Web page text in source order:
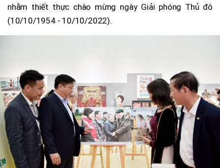
nhằm thiết thực chào mừng ngày Giải phóng Thủ đô
(10/10/1954 - 10/10/2022).